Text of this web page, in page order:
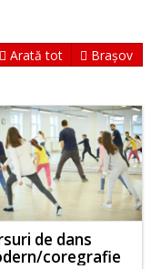
Arată tot Brașov
de dans
coregrafie